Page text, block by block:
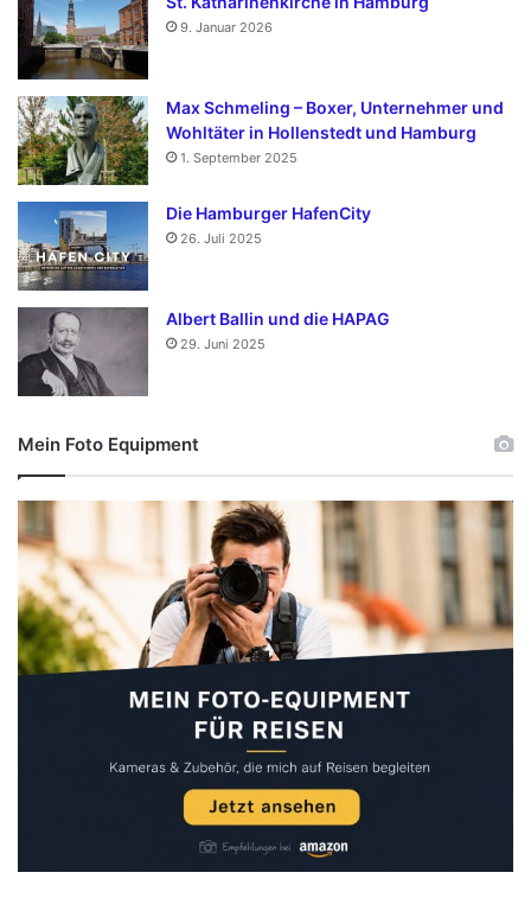
9. Januar 2026
Max Schmeling – Boxer, Unternehmer und
Wohltäter in Hollenstedt und Hamburg
1. September 2025
Die Hamburger HafenCity
26. Juli 2025
Albert Ballin und die HAPAG
29. Juni 2025
Mein Foto Equipment